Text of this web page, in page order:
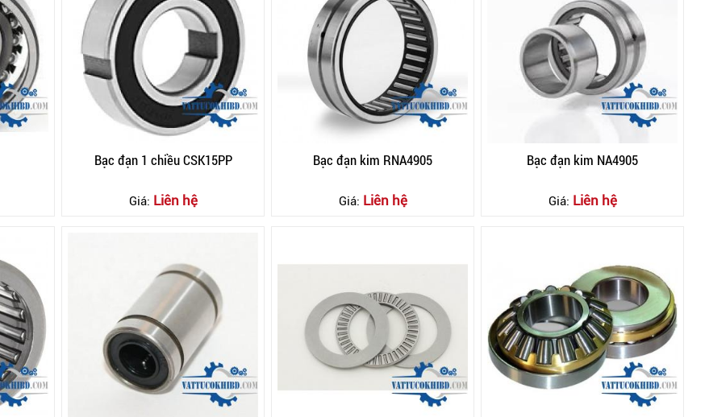
Bạc đạn 1 chiều CSK15PP
Giá: Liên hệ
Bạc đạn kim RNA4905
Giá: Liên hệ
Bạc đạn kim NA4905
Giá: Liên hệ